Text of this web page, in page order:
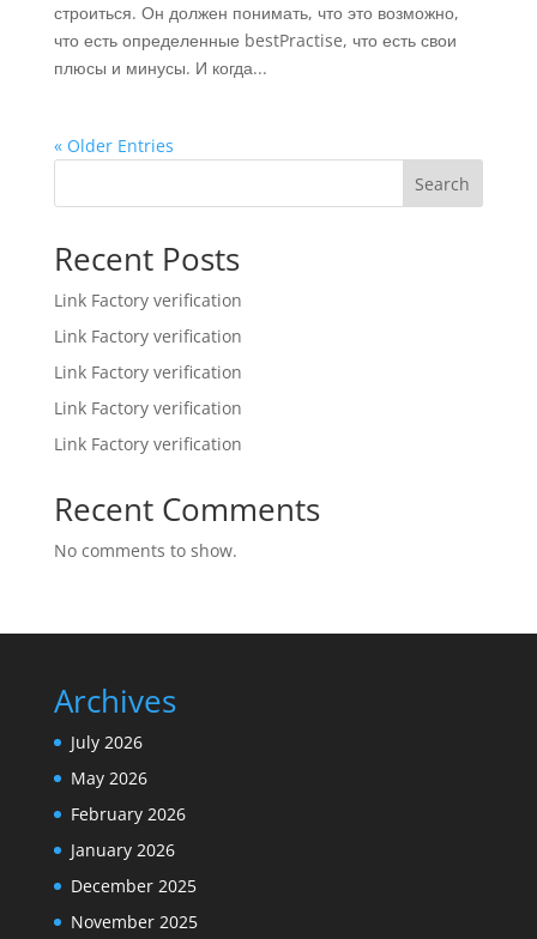
строиться. Он должен понимать, что это возможно,
что есть определенные bestPractise, что есть свои
плюсы и минусы. И когда...
« Older Entries
Search
Recent Posts
Link Factory verification
Link Factory verification
Link Factory verification
Link Factory verification
Link Factory verification
Recent Comments
No comments to show.
Archives
July 2026
May 2026
February 2026
January 2026
December 2025
November 2025